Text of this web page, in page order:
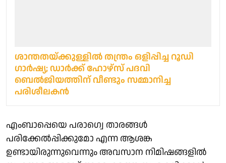
ശാന്തതയ്ക്കുള്ളിൽ തന്ത്രം ഒളിപ്പിച്ച റൂഡി ​
ഗാർഷ്യ; ഡാർക്ക് ഹോഴ്സ് പദവി
ബെൽജിയത്തിന് വീണ്ടും സമ്മാനിച്ച
പരിശീലകൻ
എംബാപ്പെയെ പരാ​ഗ്വെ താരങ്ങൾ
പരിക്കേൽപ്പിക്കുമോ എന്ന ആശങ്ക
ഉണ്ടായിരുന്നുവെന്നും അവസാന നിമിഷങ്ങളിൽ